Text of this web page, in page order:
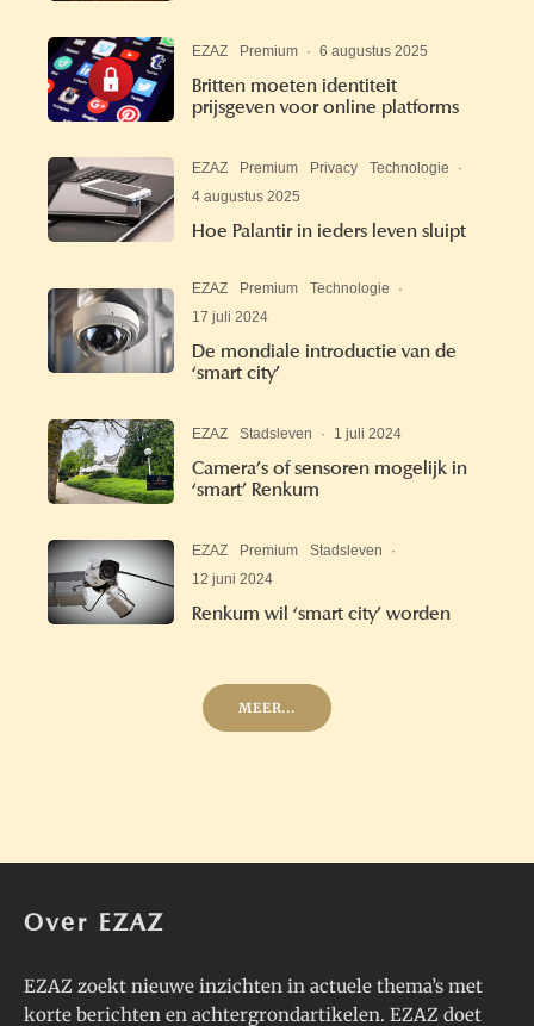
EZAZ Premium · 6 augustus 2025
Britten moeten identiteit
prijsgeven voor online platforms
EZAZ Premium Privacy Technologie
·
4 augustus 2025
Hoe Palantir in ieders leven sluipt
EZAZ Premium Technologie
·
17 juli 2024
De mondiale introductie van de
‘smart city’
EZAZ Stadsleven · 1 juli 2024
Camera’s of sensoren mogelijk in
‘smart’ Renkum
EZAZ Premium Stadsleven
·
12 juni 2024
Renkum wil ‘smart city’ worden
MEER...
Over EZAZ
EZAZ zoekt nieuwe inzichten in actuele thema’s met
korte berichten en achtergrondartikelen. EZAZ doet